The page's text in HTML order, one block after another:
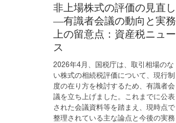
非上場株式の評価の見直し
―有識者会議の動向と実務
上の留意点：資産税ニュー
ス
2026年4月、国税庁は、取引相場のな
い株式の相続税評価について、現行制
度の在り方を検討するため、有識者会
議を立ち上げました。これまでに公表
された会議資料等を踏まえ、現時点で
整理されている主な論点と今後の実務